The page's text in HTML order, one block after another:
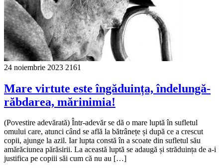
24 noiembrie 2023 2161
Mare virtute este îngăduința, îndelungă-
răbdarea, mărinimia!
(Povestire adevărată) Într-adevăr se dă o mare luptă în sufletul
omului care, atunci când se află la bătrânețe și după ce a crescut
copii, ajunge la azil. Iar lupta constă în a scoate din sufletul său
amărăciunea părăsirii. La această luptă se adaugă și străduința de a-i
justifica pe copiii săi cum că nu au […]